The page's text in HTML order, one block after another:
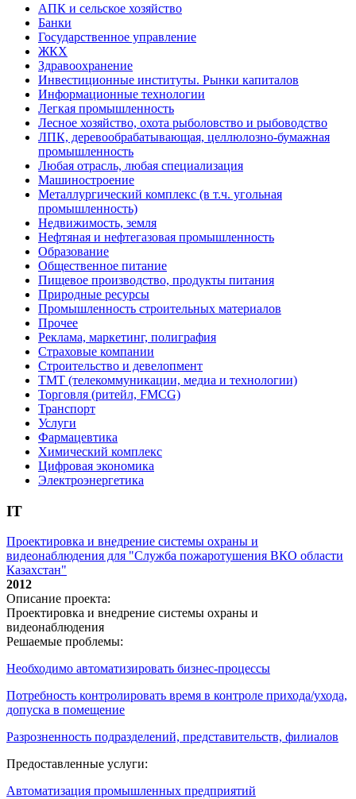
АПК и сельское хозяйство
Банки
Государственное управление
ЖКХ
Здравоохранение
Инвестиционные институты. Рынки капиталов
Информационные технологии
Легкая промышленность
Лесное хозяйство, охота рыболовство и рыбоводство
ЛПК, деревообрабатывающая, целлюлозно-бумажная
промышленность
Любая отрасль, любая специализация
Машиностроение
Металлургический комплекс (в т.ч. угольная
промышленность)
Недвижимость, земля
Нефтяная и нефтегазовая промышленность
Образование
Общественное питание
Пищевое производство, продукты питания
Природные ресурсы
Промышленность строительных материалов
Прочее
Реклама, маркетинг, полиграфия
Страховые компании
Строительство и девелопмент
ТМТ (телекоммуникации, медиа и технологии)
Торговля (ритейл, FMCG)
Транспорт
Услуги
Фармацевтика
Химический комплекс
Цифровая экономика
Электроэнергетика
IT
Проектировка и внедрение системы охраны и
видеонаблюдения для "Служба пожаротушения ВКО области
Казахстан"
2012
Описание проекта:
Проектировка и внедрение системы охраны и
видеонаблюдения
Решаемые проблемы:
Необходимо автоматизировать бизнес-процессы
Потребность контролировать время в контроле прихода/ухода,
допуска в помещение
Разрозненность подразделений, представительств, филиалов
Предоставленные услуги:
Автоматизация промышленных предприятий